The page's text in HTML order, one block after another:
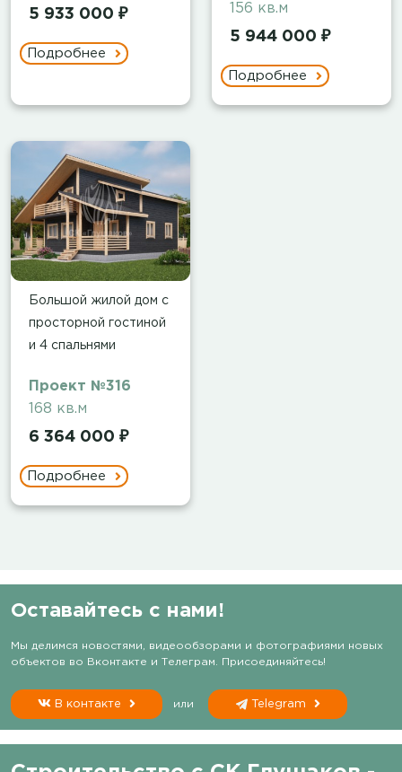
5 933 000 ₽
Подробнее
156 кв.м
5 944 000 ₽
Подробнее
Большой жилой дом с
просторной гостиной
и 4 спальнями
Проект №316
168 кв.м
6 364 000 ₽
Подробнее
Оставайтесь с нами!
Мы делимся новостями, видеообзорами и фотографиями новых
объектов во Вконтакте и Телеграм. Присоединяйтесь!
В контакте или Telegram